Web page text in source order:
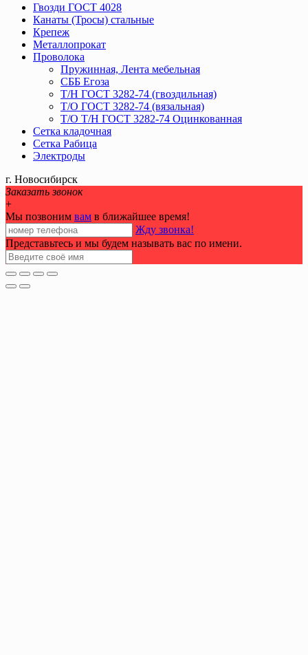
Гвозди ГОСТ 4028
Канаты (Тросы) стальные
Крепеж
Металлопрокат
Проволока
Пружинная, Лента мебельная
СББ Егоза
Т/Н ГОСТ 3282-74 (гвоздильная)
Т/О ГОСТ 3282-74 (вязальная)
Т/О Т/Н ГОСТ 3282-74 Оцинкованная
Сетка кладочная
Сетка Рабица
Электроды
г. Новосибирск
Заказать звонок
+
Мы позвоним вам в ближайшее время!
Жду звонка!
Представьтесь и мы будем называть вас по имени.